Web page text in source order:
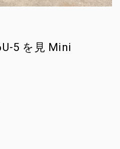
5 を見 Mini